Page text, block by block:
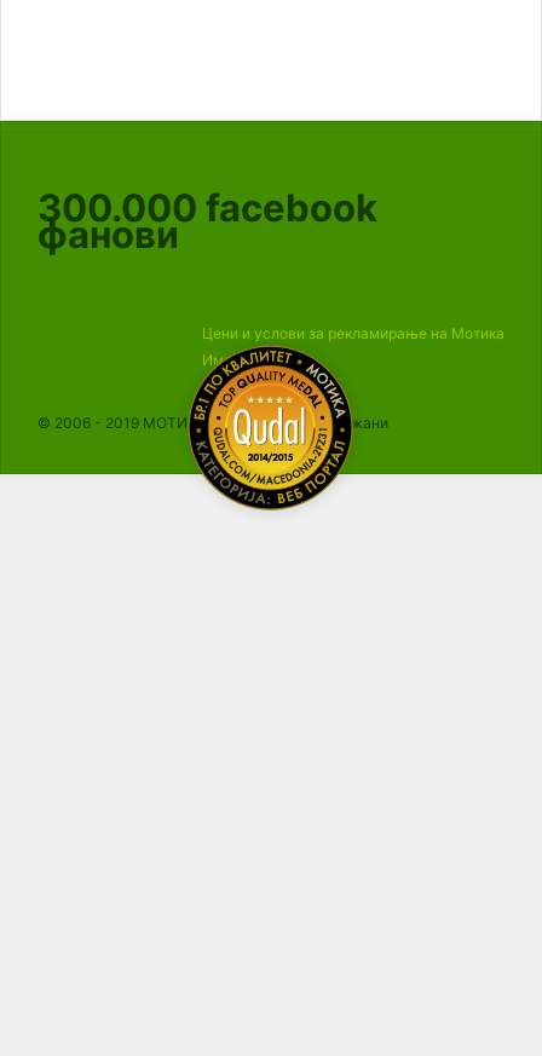
300.000 facebook
фанови
Цени и услови за рекламирање на Мотика
Импресум
© 2006 - 2019 МОТИКА, Сите права се задржани